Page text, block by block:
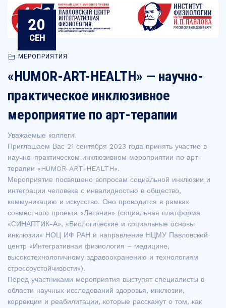
20
СЕН
МЕРОПРИЯТИЯ
«HUMOR-ART-HEALTH» — научно-
практическое инклюзивное
мероприятие по арт-терапии
Уважаемые коллеги!
Приглашаем Вас 21 сентября 2023 года принять участие в
научно-практическом инклюзивном мероприятии по арт-
терапии «HUMOR-ART-HEALTH».
Мероприятие посвящено вопросам социальной инклюзии и
интеграции человека с инвалидностью в общество,
коммуникацию и искусство. Оно проводится в рамках
совместного проекта «Летания» (социальная платформа
«СИНАПТИК-А», «Биологические и социальные основы
инклюзии» НОЦ ИФ РАН и направление НЦМУ Павловский
центр «Интегративная физиология – медицине,
высокотехнологичному здравоохранению и технологиям
стрессоустойчивости»).
Перед участниками мероприятия выступят специалисты в
области научных исследований здоровья, инклюзии,
коррекции и реабилитации, которые расскажут о том, как